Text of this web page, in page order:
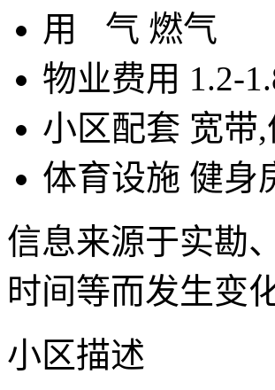
用 气 燃气
物业费用 1.2-
小区配套 宽带
体育设施 健身
信息来源于实勘
时间等而发生变
小区描述